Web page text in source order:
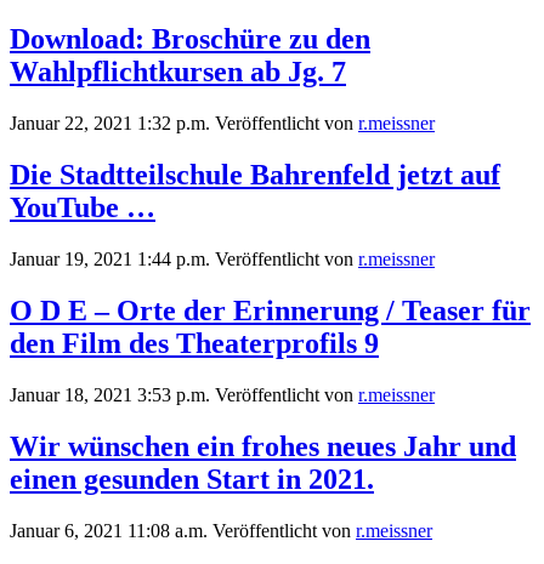
Download: Broschüre zu den
Wahlpflichtkursen ab Jg. 7
Januar 22, 2021 1:32 p.m. Veröffentlicht von r.meissner
Die Stadtteilschule Bahrenfeld jetzt auf
YouTube …
Januar 19, 2021 1:44 p.m. Veröffentlicht von r.meissner
O D E – Orte der Erinnerung / Teaser für
den Film des Theaterprofils 9
Januar 18, 2021 3:53 p.m. Veröffentlicht von r.meissner
Wir wünschen ein frohes neues Jahr und
einen gesunden Start in 2021.
Januar 6, 2021 11:08 a.m. Veröffentlicht von r.meissner